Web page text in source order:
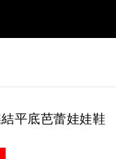
平底芭蕾娃娃鞋